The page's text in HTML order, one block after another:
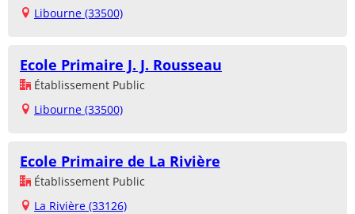
Libourne (33500)
Ecole Primaire J. J. Rousseau
Établissement Public
Libourne (33500)
Ecole Primaire de La Rivière
Établissement Public
La Rivière (33126)